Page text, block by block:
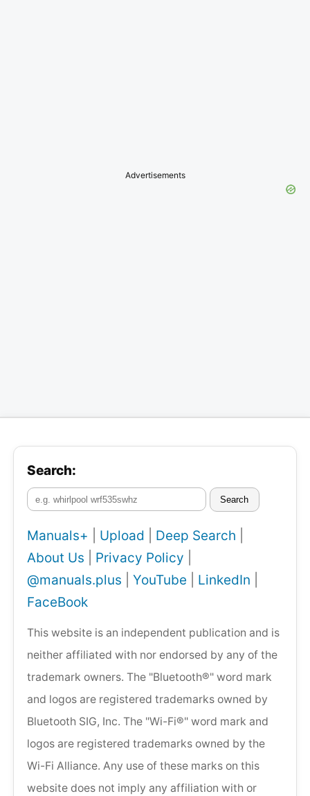
Advertisements
Search:
Search
Manuals+ Upload Deep Search
About Us
Privacy Policy
@manuals.plus
YouTube LinkedIn
FaceBook
This website is an independent publication and is
neither affiliated with nor endorsed by any of the
trademark owners. The "Bluetooth®" word mark
and logos are registered trademarks owned by
Bluetooth SIG, Inc. The "Wi-Fi®" word mark and
logos are registered trademarks owned by the
Wi-Fi Alliance. Any use of these marks on this
website does not imply any affiliation with or